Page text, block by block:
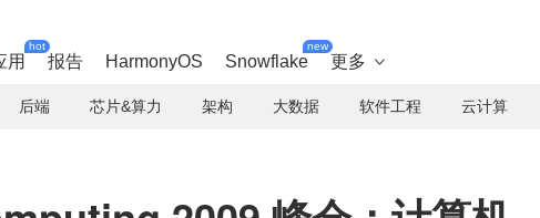
用
hot
报告 HarmonyOS Snowflake
new
更多 
后端 芯片&算力 架构 大数据 软件工程 云计算